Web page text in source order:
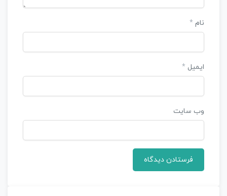
نام *
ایمیل *
وب‌ سایت